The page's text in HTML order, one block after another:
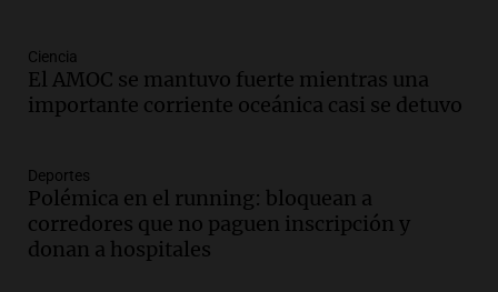
Ciencia
El AMOC se mantuvo fuerte mientras una
importante corriente oceánica casi se detuvo
Deportes
Polémica en el running: bloquean a
corredores que no paguen inscripción y
donan a hospitales